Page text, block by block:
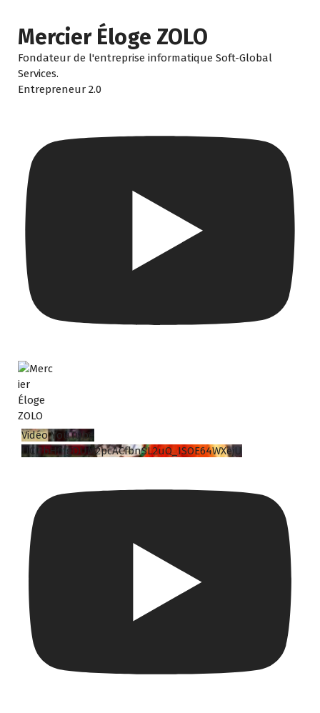
Mercier Éloge ZOLO
Fondateur de l'entreprise informatique Soft-Global
Services.
Entrepreneur 2.0
Vidéo YouTube
UCUbH0fgDUM2pcACfbnSL2uQ_ISOE64WXejU